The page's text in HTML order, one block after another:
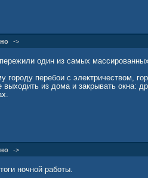
->
один из самых
городу перебои с электричеством,
из дома и закрывать окна:
->
ночной работы.